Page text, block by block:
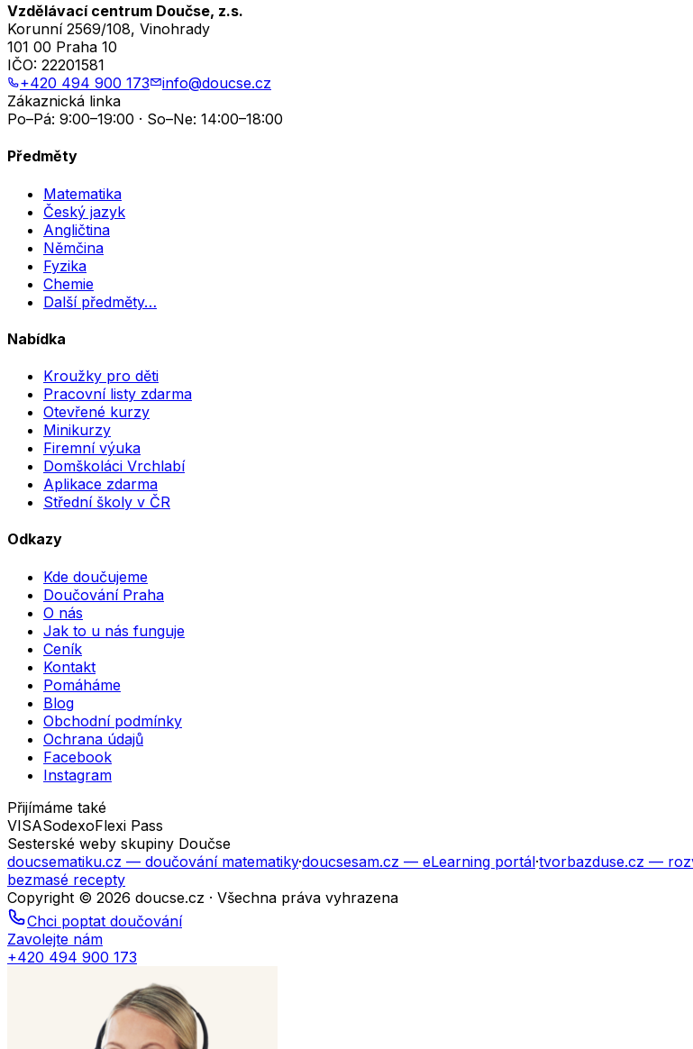
Vzdělávací centrum Doučse, z.s.
Korunní 2569/108, Vinohrady
101 00 Praha 10
IČO: 22201581
+420 494 900 173
info@doucse.cz
Zákaznická linka
Po–Pá: 9:00–19:00 · So–Ne: 14:00–18:00
Předměty
Matematika
Český jazyk
Angličtina
Němčina
Fyzika
Chemie
Další předměty…
Nabídka
Kroužky pro děti
Pracovní listy zdarma
Otevřené kurzy
Minikurzy
Firemní výuka
Domškoláci Vrchlabí
Aplikace zdarma
Střední školy v ČR
Odkazy
Kde doučujeme
Doučování Praha
O nás
Jak to u nás funguje
Ceník
Kontakt
Pomáháme
Blog
Obchodní podmínky
Ochrana údajů
Facebook
Instagram
Přijímáme také
VISASodexoFlexi Pass
Sesterské weby skupiny Doučse
doucsematiku.cz — doučování matematiky·doucsesam.cz — eLearning portál·tvorbazduse.cz —
bezmasé recepty
Copyright © 2026 doucse.cz · Všechna práva vyhrazena
Chci poptat doučování
Zavolejte nám
+420 494 900 173